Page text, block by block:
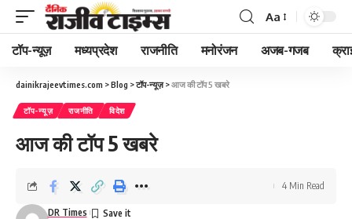
Font
Resizer
Aa
टॉप-न्यूज़ मध्यप्रदेश राजनीति मनोरंजन अजब-गजब
dainikrajeevtimes.com >Blog >टॉप-न्यूज़>आज की टॉप 5 खबरे
टॉप-न्यूज़ राजनीति विदेश
आज की टॉप 5 खबरे
DR Times
4 Min Read